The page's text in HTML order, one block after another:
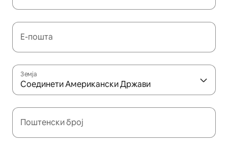
Е-пошта
Земја
Соединети Американски Држави
Поштенски број